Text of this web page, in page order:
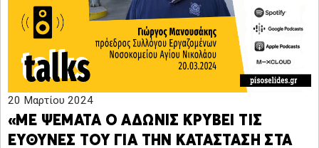
20 Μαρτίου 2024
«ΜΕ ΨΕΜΑΤΑ Ο ΑΔΩΝΙΣ ΚΡΥΒΕΙ ΤΙΣ
ΕΥΘΥΝΕΣ ΤΟΥ ΓΙΑ ΤΗΝ ΚΑΤΑΣΤΑΣΗ ΣΤΑ